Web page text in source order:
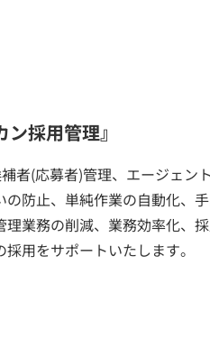
採用管理』
者(応募者)管理、エージェン
防止、単純作業の自動化、
業務の削減、業務効率化、
用をサポートいたします。